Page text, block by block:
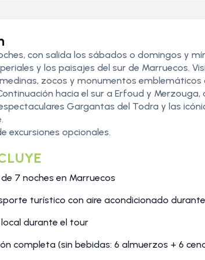
con salida los sábados o domingos y
y los paisajes del sur de Marruecos.
zocos y monumentos
hacia el sur a Erfoud y
Gargantas del Todra y las
excursiones opcionales.
7 noches en Marruecos
turístico con aire acondicionado
durante el tour
completa (sin bebidas: 6 almuerzos + 6